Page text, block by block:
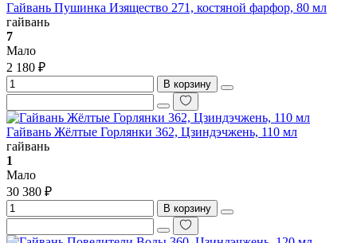
Гайвань Пушинка Изящество 271, костяной фарфор, 80 мл
гайвань
7
Мало
2 180 ₽
В корзину
Гайвань Жёлтые Горлянки 362, Цзиндэчжень, 110 мл
гайвань
1
Мало
30 380 ₽
В корзину